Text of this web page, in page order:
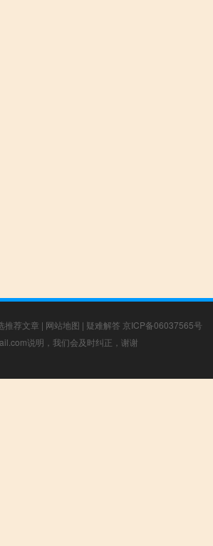
推荐文章 | 网站地图 | 疑难解答 京ICP备06037565号
说明，我们会及时纠正，谢谢